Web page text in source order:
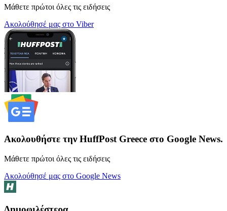
Μάθετε πρώτοι όλες τις ειδήσεις
Ακολούθησέ μας στο Viber
Ακολουθήστε την HuffPost Greece στο Google News.
Μάθετε πρώτοι όλες τις ειδήσεις
Ακολούθησέ μας στο Google News